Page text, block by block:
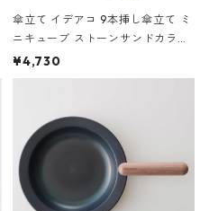
傘立て イデアコ 9本挿し傘立て ミ
ニキューブ ストーンサンドカラー
石調 ideaco Umbrella Stand CUB
E ストーンサンドブラック
¥4,730